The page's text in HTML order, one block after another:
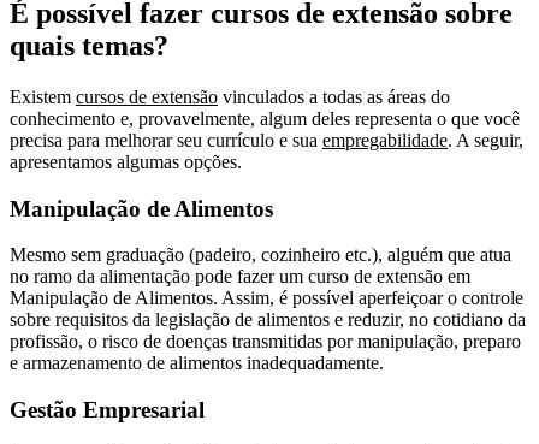
É possível fazer cursos de extensão sobre
quais temas?
Existem cursos de extensão vinculados a todas as áreas do
conhecimento e, provavelmente, algum deles representa o que você
precisa para melhorar seu currículo e sua empregabilidade. A seguir,
apresentamos algumas opções.
Manipulação de Alimentos
Mesmo sem graduação (padeiro, cozinheiro etc.), alguém que atua
no ramo da alimentação pode fazer um curso de extensão em
Manipulação de Alimentos. Assim, é possível aperfeiçoar o controle
sobre requisitos da legislação de alimentos e reduzir, no cotidiano da
profissão, o risco de doenças transmitidas por manipulação, preparo
e armazenamento de alimentos inadequadamente.
Gestão Empresarial